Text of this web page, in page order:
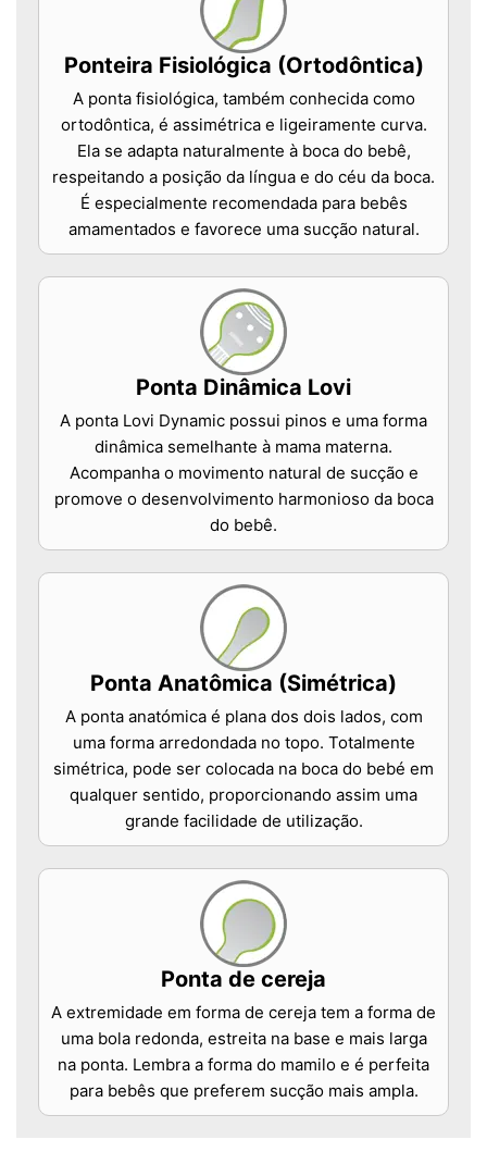
Ponteira Fisiológica (Ortodôntica)
A ponta fisiológica, também conhecida como
ortodôntica, é assimétrica e ligeiramente curva.
Ela se adapta naturalmente à boca do bebê,
respeitando a posição da língua e do céu da boca.
É especialmente recomendada para bebês
amamentados e favorece uma sucção natural.
Ponta Dinâmica Lovi
A ponta Lovi Dynamic possui pinos e uma forma
dinâmica semelhante à mama materna.
Acompanha o movimento natural de sucção e
promove o desenvolvimento harmonioso da boca
do bebê.
Ponta Anatômica (Simétrica)
A ponta anatómica é plana dos dois lados, com
uma forma arredondada no topo. Totalmente
simétrica, pode ser colocada na boca do bebé em
qualquer sentido, proporcionando assim uma
grande facilidade de utilização.
Ponta de cereja
A extremidade em forma de cereja tem a forma de
uma bola redonda, estreita na base e mais larga
na ponta. Lembra a forma do mamilo e é perfeita
para bebês que preferem sucção mais ampla.